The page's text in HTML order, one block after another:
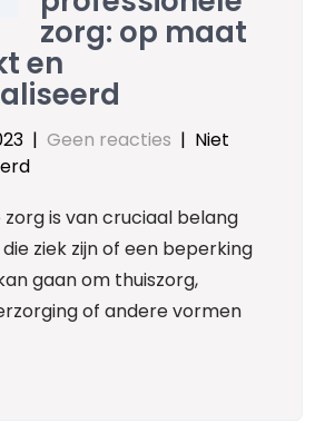
zorg: op maat
en
| Geen reacties | Niet
zorg is van cruciaal belang
ziek zijn of een beperking
gaan om thuiszorg,
of andere vormen